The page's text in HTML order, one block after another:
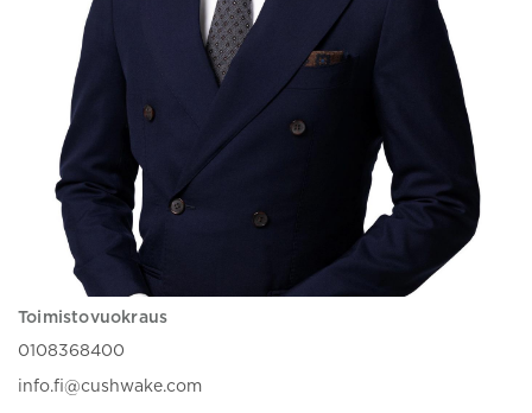
Toimistovuokraus
0108368400
info.fi@cushwake.com